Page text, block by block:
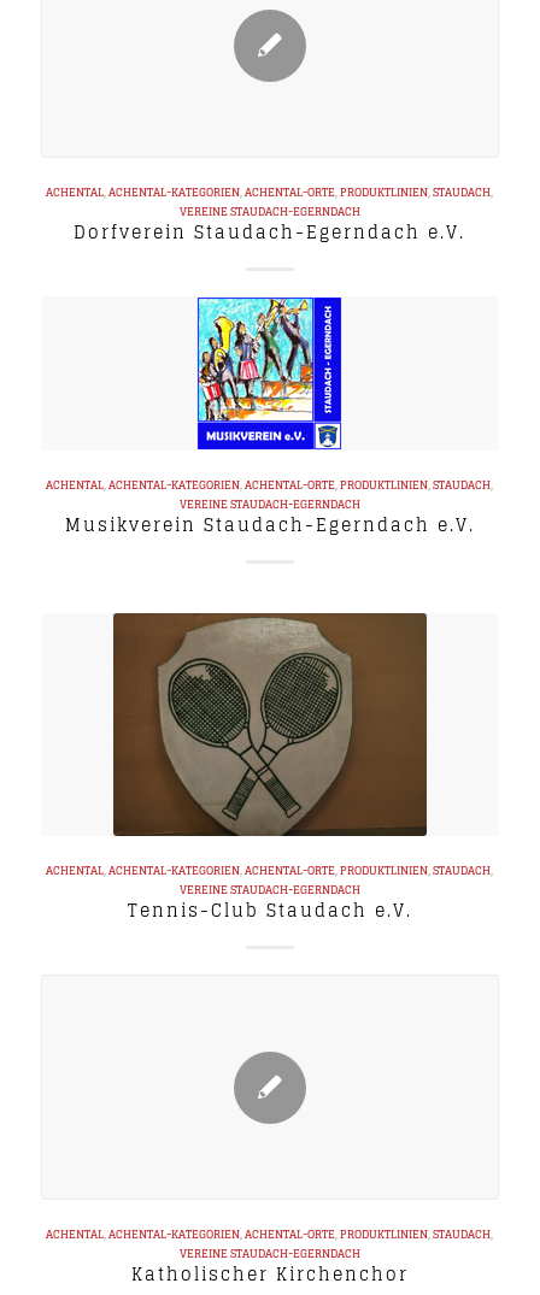
ACHENTAL,ACHENTAL-KATEGORIEN,ACHENTAL-ORTE,PRODUKTLINIEN,STAUDACH,
VEREINESTAUDACH-EGERNDACH
Dorfverein Staudach-Egerndach e.V.
ACHENTAL,ACHENTAL-KATEGORIEN,ACHENTAL-ORTE,PRODUKTLINIEN,STAUDACH,
VEREINESTAUDACH-EGERNDACH
Musikverein Staudach-Egerndach e.V.
ACHENTAL,ACHENTAL-KATEGORIEN,ACHENTAL-ORTE,PRODUKTLINIEN,STAUDACH,
VEREINESTAUDACH-EGERNDACH
Tennis-Club Staudach e.V.
ACHENTAL,ACHENTAL-KATEGORIEN,ACHENTAL-ORTE,PRODUKTLINIEN,STAUDACH,
VEREINESTAUDACH-EGERNDACH
Katholischer Kirchenchor